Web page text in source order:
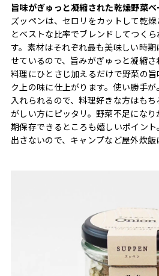
旨味がぎゅっと凝縮された乾燥野菜ベ
ズッペンは、セロリをカットして乾
とベストな比率でブレンドしてつく
す。素材はそれぞれ最も美味しい時
せているので、旨みがぎゅっと凝縮
料理にひとさじ加えるだけで野菜の
ク上の味に仕上がります。使い勝手
入れられるので、料理好きな方はも
がしい方にピッタリ。野菜不足にな
期保存できるところも嬉しいポイン
出さないので、キャンプなど屋外炊飯